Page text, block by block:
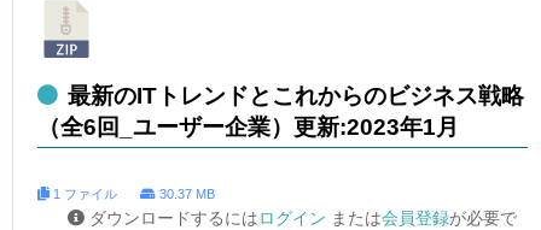
最新のITトレンドとこれからのビジネス戦略
（全6回_ユーザー企業）更新:2023年1月
1 ファイル 30.37 MB
ダウンロードするにはログイン または会員登録が必要で